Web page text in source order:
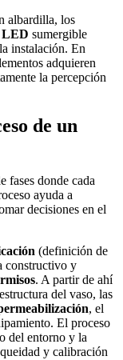
albardilla, los
LED sumergible
instalación. En
adquieren
la percepción
de un
fases donde cada
ayuda a
decisiones en el
(definición de
constructivo y
. A partir de ahí
del vaso, las
, el
El proceso
del entorno y la
y calibración